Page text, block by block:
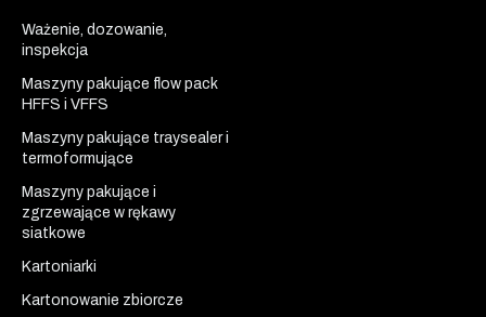
Ważenie, dozowanie,
inspekcja​
Maszyny pakujące flow pack
HFFS i VFFS
Maszyny pakujące traysealer i
termoformujące
Maszyny pakujące i
zgrzewające w rękawy
siatkowe
Kartoniarki
Kartonowanie zbiorcze